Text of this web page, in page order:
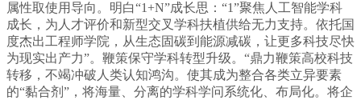
属性取使用导向。明白“1+N”成长思：“1”聚焦人工智能学科
成长，为人才评价和新型交叉学科扶植供给无力支持。依托国
度杰出工程师学院，从生态固碳到能源减碳，让更多科技尽快
为现实出产力”。鞭策保守学科转型升级。“鼎力鞭策高校科技
转移，不竭冲破人类认知鸿沟。使其成为整合各类立异要素
的“黏合剂”，将海量、分离的学科学问系统化、布局化。将企